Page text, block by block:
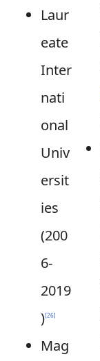
Laur
eate
Inter
nati
onal
Univ
ersit
ies
(200
6-
2019
)[26]
Mag